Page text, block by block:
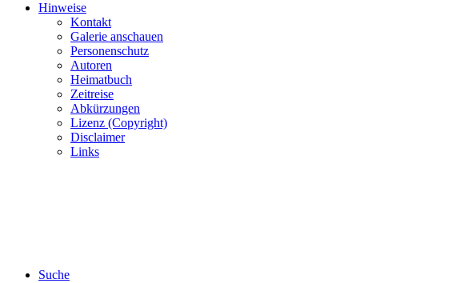
Hinweise
Kontakt
Galerie anschauen
Personenschutz
Autoren
Heimatbuch
Zeitreise
Abkürzungen
Lizenz (Copyright)
Disclaimer
Links
Suche